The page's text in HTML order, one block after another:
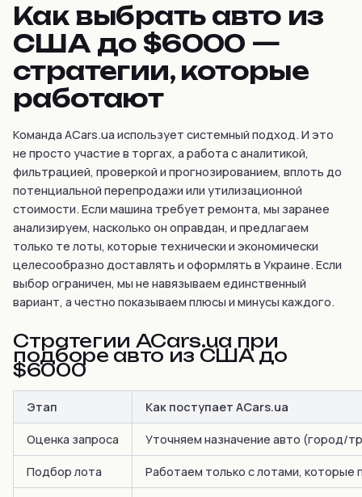
Как выбрать авто из
США до $6000 —
стратегии, которые
работают
Команда ACars.ua использует системный подход. И это
не просто участие в торгах, а работа с аналитикой,
фильтрацией, проверкой и прогнозированием, вплоть до
потенциальной перепродажи или утилизационной
стоимости. Если машина требует ремонта, мы заранее
анализируем, насколько он оправдан, и предлагаем
только те лоты, которые технически и экономически
целесообразно доставлять и оформлять в Украине. Если
выбор ограничен, мы не навязываем единственный
вариант, а честно показываем плюсы и минусы каждого.
Стратегии ACars.ua при
подборе авто из США до
$6000
Этап Как поступает ACars.ua
Оценка запроса Уточняем назначение авто (город/
Подбор лота Работаем только с лотами, которые